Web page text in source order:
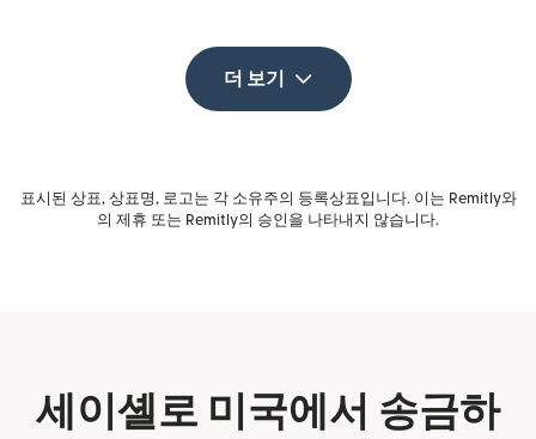
더 보기
표시된 상표, 상표명, 로고는 각 소유주의 등록상표입니다. 이는 Remitly와
의 제휴 또는 Remitly의 승인을 나타내지 않습니다.
세이셸로 미국에서 송금하